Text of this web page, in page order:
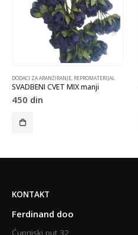
DODACI ZA ARANŽIRANJE REPROMATERIJAL
SVADBENI CVET MIX manji
450 din
KONTAKT
Ferdinand doo
Ćuprijski put 32